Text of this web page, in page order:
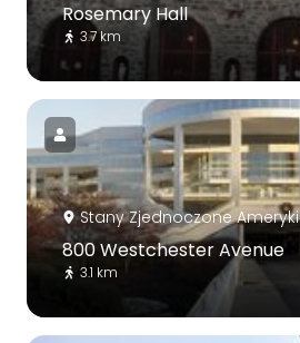
Rosemary Hall
3.7 km
Stany Zjednoczone Ameryki
800 Westchester Avenue
3.1 km